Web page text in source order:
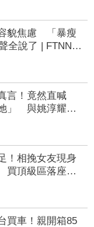
貌焦慮 「暴瘦
全說了 | FTNN
言！竟然直喊
」 與姚淳耀男
！相挽女友現身
頂級區落座驚
買車！親開箱85